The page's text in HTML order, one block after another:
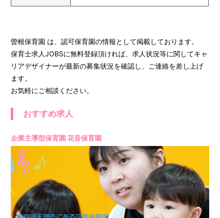
曽根保育園 は、認可保育園の情報として掲載しております。
保育士求人JOBSに無料登録頂ければ、求人状況等に関してキャ
リアデザイナーが最新の募集状況を確認し、ご連絡を差し上げ
ます。
お気軽にご相談ください。
おすすめ求人
企業主導型保育園 花音保育園